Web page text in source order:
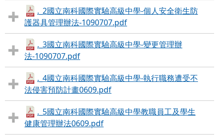
._2國立南科國際實驗高級中學-個人安全衛生防
護器具管理辦法-1090707.pdf
._3國立南科國際實驗高級中學-變更管理辦
法-1090707.pdf
._4國立南科國際實驗高級中學-執行職務遭受不
法侵害預防計畫0609.pdf
._5國立南科國際實驗高級中學教職員工及學生
健康管理辦法0609.pdf